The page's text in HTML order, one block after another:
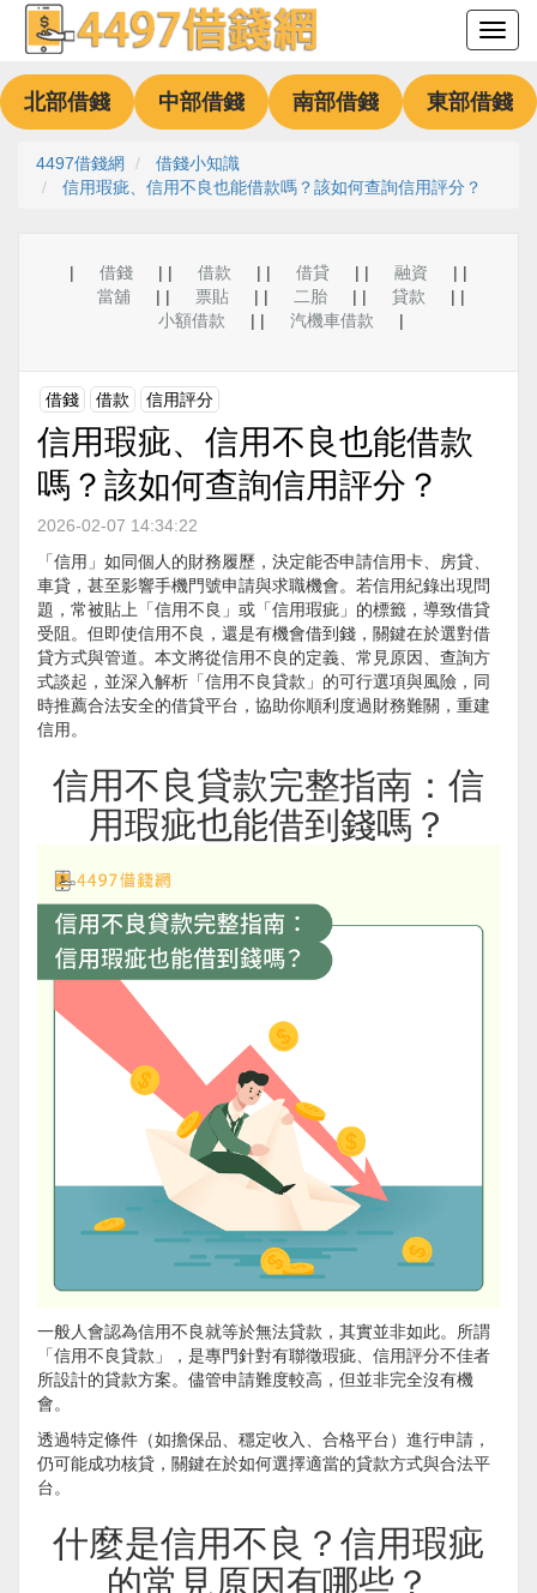
北部借錢 中部借錢 南部借錢 東部借錢
4497借錢網
借錢小知識
信用瑕疵、信用不良也能借款嗎？該如何查詢信用評分？
| 借錢 | | 借款 | | 借貸 | | 融資
| |
當舖
| | 票貼 | | 二胎 | | 貸款
| |
小額借款
| | 汽機車借款 |
借錢 借款 信用評分
信用瑕疵、信用不良也能借款
嗎？該如何查詢信用評分？
2026-02-07 14:34:22
「信用」如同個人的財務履歷，決定能否申請信用卡、房貸、
車貸，甚至影響手機門號申請與求職機會。若信用紀錄出現問
題，常被貼上「信用不良」或「信用瑕疵」的標籤，導致借貸
受阻。但即使信用不良，還是有機會借到錢，關鍵在於選對借
貸方式與管道。本文將從信用不良的定義、常見原因、查詢方
式談起，並深入解析「信用不良貸款」的可行選項與風險，同
時推薦合法安全的借貸平台，協助你順利度過財務難關，重建
信用。
信用不良貸款完整指南：信
用瑕疵也能借到錢嗎？
一般人會認為信用不良就等於無法貸款，其實並非如此。所謂
「信用不良貸款」，是專門針對有聯徵瑕疵、信用評分不佳者
所設計的貸款方案。儘管申請難度較高，但並非完全沒有機
會。
透過特定條件（如擔保品、穩定收入、合格平台）進行申請，
仍可能成功核貸，關鍵在於如何選擇適當的貸款方式與合法平
台。
什麼是信用不良？信用瑕疵
的常見原因有哪些？